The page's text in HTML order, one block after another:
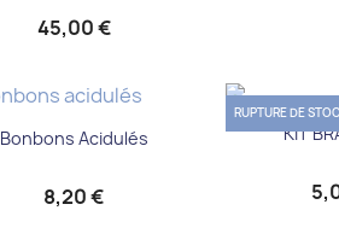
45,00 €
Aperçu rapide
Bonbons Acidulés
8,20 €
KIT
RUPTURE DE